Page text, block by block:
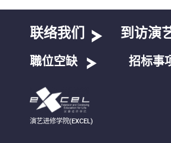
联络我们 到访演
職位空缺 招标事
演艺进修学院(EXCEL)